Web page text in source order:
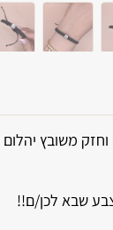
וחזק משובץ
צבע שבא לכן/ם!!